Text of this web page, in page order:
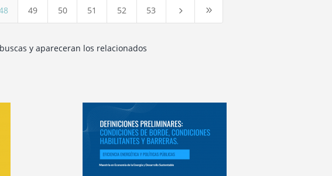
49 50 51 52 53 5 9
y apareceran los relacionados